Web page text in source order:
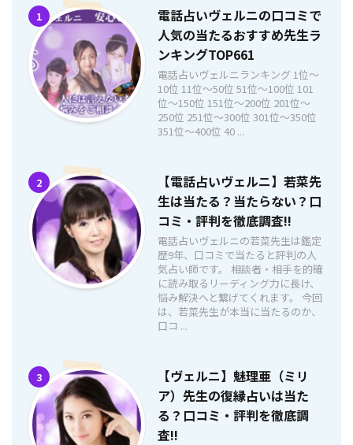
1
電話占いヴェルニの口コミで
人気の当たるおすすめ先生ラ
ンキングTOP661
電話占いヴェルニランキング 1位〜
10位 11位〜50位 51位〜100位 101
位〜150位 151位〜200位 201位〜
250位 251位〜300位 301位〜350位
351位〜400位 40 ...
2
【電話占いヴェルニ】若菜先
生は当たる？当たらない？口
コミ・評判を徹底調査!!
電話占いヴェルニの若菜先生は鑑定
歴9年、口コミで当たると評判の人
気占い師です。 相談者・相手を的確
に読み取るリーディング力に長け、
悩み解決へと繋げてくれます。 今回
は、若菜先生が本当に当たるのか、
口コ ...
3
【ヴェルニ】魅理亜（ミリ
ア）先生の復縁占いは当た
る？口コミ・評判を徹底調
査!!